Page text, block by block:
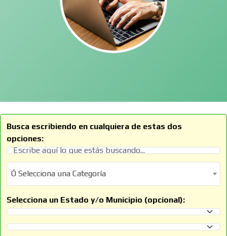
Busca escribiendo en cualquiera de estas dos
opciones:
Ó Selecciona una Categoría
Ó Selecciona una Categoría
Selecciona un Estado y/o Municipio (opcional):
Selecciona un Estado
Selecciona un Municipio